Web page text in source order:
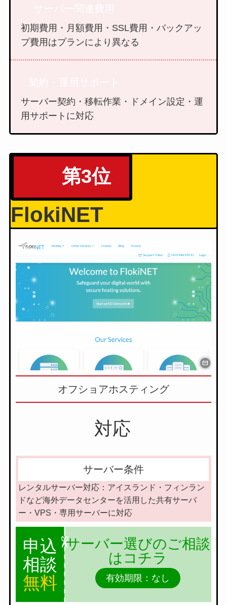
初期費用・月額費用・SSL費用・バックアッ
プ費用はプランにより異なる
サーバー契約・移転作業・ドメイン設定・運
用サポートに対応
第3位
FlokiNET
オフショアホスティング
対応
サーバー条件
レンタルサーバー対応：アイスランド・フィンラン
ドなど海外データセンターを活用した共有サーバ
ー・VPS・専用サーバーに対応
申込
相談
無料
サーバー選びのご相談
はコチラ
有効期限：なし